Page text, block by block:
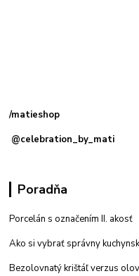
/matieshop
@celebration_by_mati
Poradňa
Porcelán s označením II. akosť
Ako si vybrať správny
Bezolovnatý krištáľ verzus